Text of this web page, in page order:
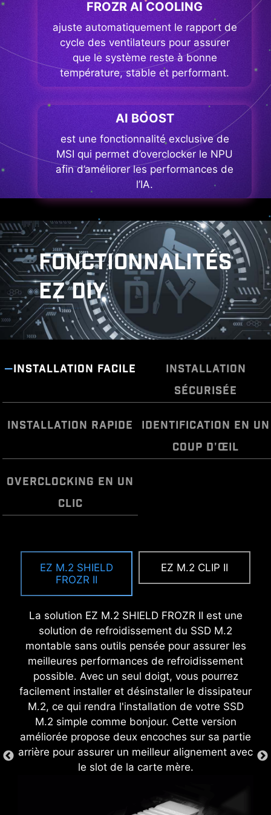
FROZR AI COOLING
ajuste automatiquement le rapport de
cycle des ventilateurs pour assurer
que le système reste à bonne
température, stable et performant.
AI BOOST
est une fonctionnalité exclusive de
MSI qui permet d’overclocker le NPU
afin d’améliorer les performances de
l’IA.
FONCTIONNALITÉS
EZ DIY
INSTALLATION FACILE
INSTALLATION
SÉCURISÉE
INSTALLATION RAPIDE
IDENTIFICATION EN UN
COUP D'ŒIL
OVERCLOCKING EN UN
CLIC
EZ M.2 SHIELD
FROZR II
EZ M.2 CLIP II
La solution EZ M.2 SHIELD FROZR II est une
solution de refroidissement du SSD M.2
montable sans outils pensée pour assurer les
meilleures performances de refroidissement
possible. Avec un seul doigt, vous pourrez
facilement installer et désinstaller le dissipateur
M.2, ce qui rendra l'installation de votre SSD
M.2 simple comme bonjour. Cette version
améliorée propose deux encoches sur sa partie
arrière pour assurer un meilleur alignement avec
le slot de la carte mère.
assure une expérience fluide et sans
encombres lors de l'installation de carte mère
car il évite d'avoir à le fixer manuellement.
panneau sera parfaitement aligné et sécurisé,
ce qui garantit à la fois praticité et protection
tout en améliorant la résistance de votre PC.
et facilement simplement en se fixant à la carte
mère, sans nécessiter de rotation.
EZ DEBUG LED
En cas de problème, les LED intégrées
vous indiqueront directement la source
pour vous aider à le résoudre
OVERCLOCKING SIMPLIFIÉ
Alors que l'overclocking peut être extrêmement
fonctionnalités en un clic d'overclocking du
processeur et de la mémoire. Tous les
utilisateurs, quel que soit leur niveau, pourront
alors améliore les performances de leur
système sans avoir à se lancer dans des
réglages complexes.